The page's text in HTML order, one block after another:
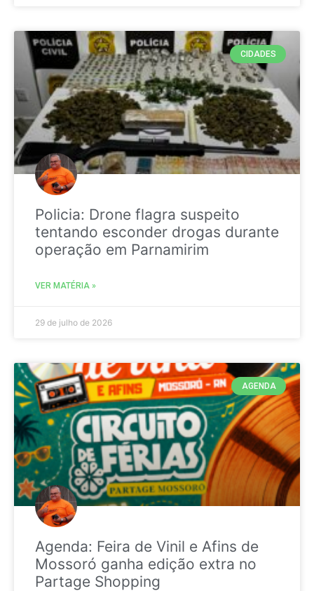
CIDADES
Policia: Drone flagra suspeito
tentando esconder drogas durante
operação em Parnamirim
VER MATÉRIA »
29 de julho de 2026
AGENDA
Agenda: Feira de Vinil e Afins de
Mossoró ganha edição extra no
Partage Shopping